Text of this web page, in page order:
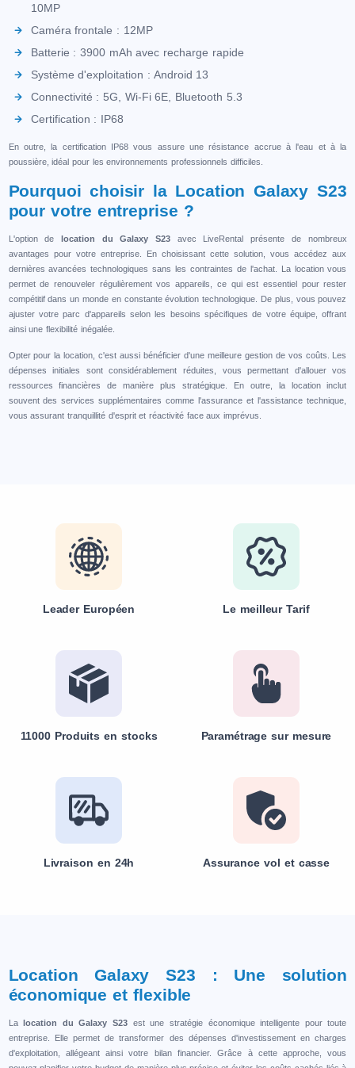
10MP
Caméra frontale : 12MP
Batterie : 3900 mAh avec recharge rapide
Système d'exploitation : Android 13
Connectivité : 5G, Wi-Fi 6E, Bluetooth 5.3
Certification : IP68
En outre, la certification IP68 vous assure une résistance accrue à l'eau et à la
poussière, idéal pour les environnements professionnels difficiles.
Pourquoi choisir la Location Galaxy S23
pour votre entreprise ?
L'option de location du Galaxy S23 avec LiveRental présente de nombreux
avantages pour votre entreprise. En choisissant cette solution, vous accédez aux
dernières avancées technologiques sans les contraintes de l'achat. La location vous
permet de renouveler régulièrement vos appareils, ce qui est essentiel pour rester
compétitif dans un monde en constante évolution technologique. De plus, vous pouvez
ajuster votre parc d'appareils selon les besoins spécifiques de votre équipe, offrant
ainsi une flexibilité inégalée.
Opter pour la location, c'est aussi bénéficier d'une meilleure gestion de vos coûts. Les
dépenses initiales sont considérablement réduites, vous permettant d'allouer vos
ressources financières de manière plus stratégique. En outre, la location inclut
souvent des services supplémentaires comme l'assurance et l'assistance technique,
vous assurant tranquillité d'esprit et réactivité face aux imprévus.
Leader Européen Le meilleur Tarif
11000 Produits en stocks Paramétrage sur mesure
Livraison en 24h Assurance vol et casse
Location Galaxy S23 : Une solution
économique et flexible
Lalocation du Galaxy S23 est une stratégie économique intelligente pour toute
entreprise. Elle permet de transformer des dépenses d'investissement en charges
d'exploitation, allégeant ainsi votre bilan financier. Grâce à cette approche, vous